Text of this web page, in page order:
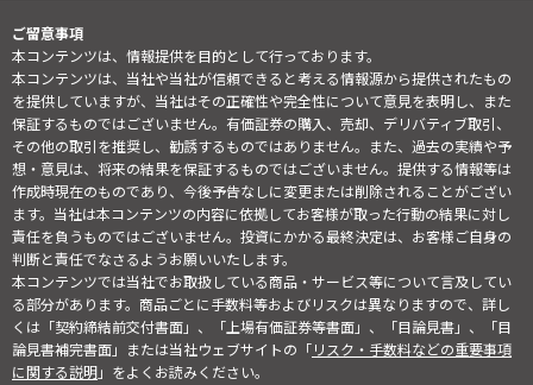
ご留意事項
本コンテンツは、情報提供を目的として行っております。
本コンテンツは、当社や当社が信頼できると考える情報源から提供されたもの
を提供していますが、当社はその正確性や完全性について意見を表明し、また
保証するものではございません。有価証券の購入、売却、デリバティブ取引、
その他の取引を推奨し、勧誘するものではありません。また、過去の実績や予
想・意見は、将来の結果を保証するものではございません。提供する情報等は
作成時現在のものであり、今後予告なしに変更または削除されることがござい
ます。当社は本コンテンツの内容に依拠してお客様が取った行動の結果に対し
責任を負うものではございません。投資にかかる最終決定は、お客様ご自身の
判断と責任でなさるようお願いいたします。
本コンテンツでは当社でお取扱している商品・サービス等について言及してい
る部分があります。商品ごとに手数料等およびリスクは異なりますので、詳し
くは「契約締結前交付書面」、「上場有価証券等書面」、「目論見書」、「目
論見書補完書面」または当社ウェブサイトの「リスク・手数料などの重要事項
に関する説明」をよくお読みください。